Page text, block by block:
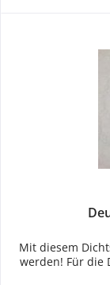
Mit diesem
werden! Für die